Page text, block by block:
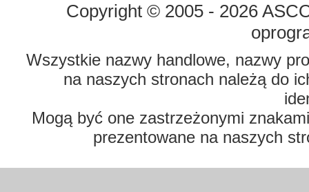
Copyright © 2005 - 2026
Wszystkie nazwy handlowe, nazwy
na naszych stronach należą do
Mogą być one zastrzeżonymi
prezentowane na naszych